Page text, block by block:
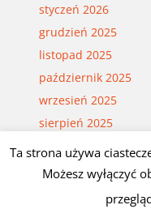
styczeń 2026
grudzień 2025
listopad 2025
październik 2025
wrzesień 2025
sierpień 2025
lipiec 2025
czerwiec 2025
Ta strona używa
Możesz wyłączyć